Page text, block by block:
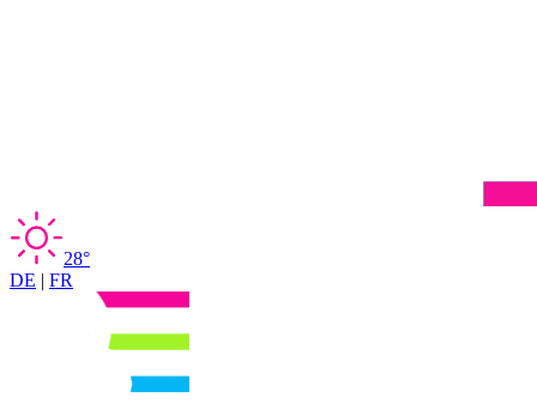
28°
DE | FR